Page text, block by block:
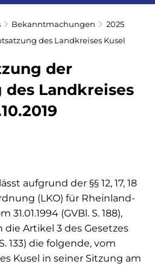
Bekanntmachungen
2025
des Landkreises Kusel
der
Landkreises
aufgrund der §§ 12, 17, 18
(LKO) für Rheinland-
31.01.1994 (GVBl. S. 188),
Artikel 3 des Gesetzes
133) die folgende, vom
Kusel in seiner Sitzung am